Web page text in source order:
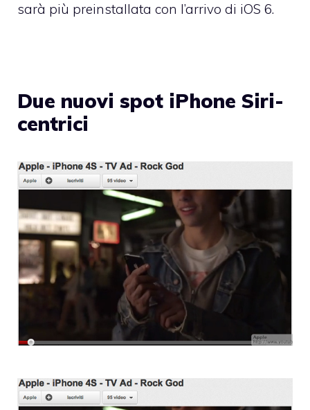
sarà più preinstallata con l’arrivo di iOS 6.
Due nuovi spot iPhone Siri-
centrici